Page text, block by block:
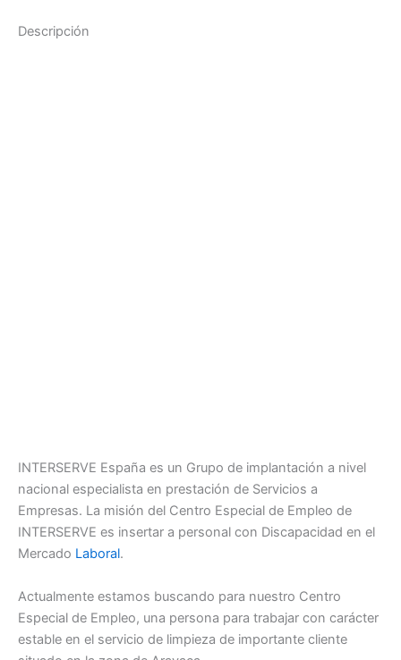
Descripción
INTERSERVE España es un Grupo de implantación a nivel
nacional especialista en prestación de Servicios a
Empresas. La misión del Centro Especial de Empleo de
INTERSERVE es insertar a personal con Discapacidad en el
Mercado Laboral.
Actualmente estamos buscando para nuestro Centro
Especial de Empleo, una persona para trabajar con carácter
estable en el servicio de limpieza de importante cliente